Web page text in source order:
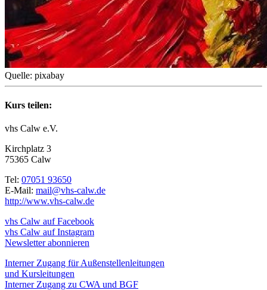
Quelle: pixabay
Kurs teilen:
vhs Calw e.V.
Kirchplatz 3
75365 Calw
Tel: 07051 93650
E-Mail: mail@vhs-calw.de
http://www.vhs-calw.de
vhs Calw auf Facebook
vhs Calw auf Instagram
Newsletter abonnieren
Interner Zugang für Außenstellenleitungen
und Kursleitungen
Interner Zugang zu CWA und BGF